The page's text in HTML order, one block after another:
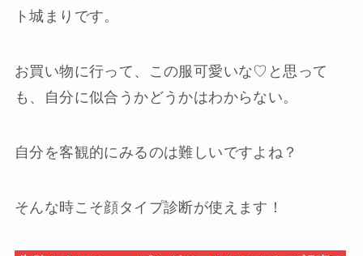
ト城まりです。
お買い物に行って、この服可愛いな♡と思って
も、自分に似合うかどうかはわからない。
自分を客観的にみるのは難しいですよね？
そんな時こそ顔タイプ診断が使えます！